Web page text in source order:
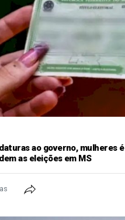
ao governo, mulheres é
as eleições em MS